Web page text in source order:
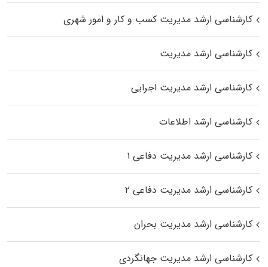
کارشناسی ارشد مدیریت کسب و کار و امور شهری
کارشناسی ارشد مدیریت
کارشناسی ارشد مدیریت اجرایی
کارشناسی ارشد اطلاعات
کارشناسی ارشد مدیریت دفاعی ۱
کارشناسی ارشد مدیریت دفاعی ۲
کارشناسی ارشد مدیریت بحران
کارشناسی ارشد مدیریت جهانگردی